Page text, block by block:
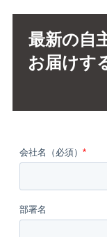
最新の自
お届けす